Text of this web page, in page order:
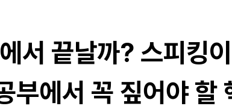
서 끝날까? 스피킹
부에서 꼭 짚어야 할